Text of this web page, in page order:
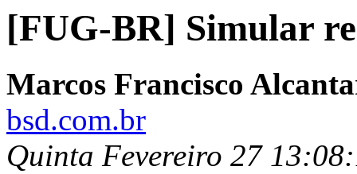
[FUG-BR] Simular
Marcos Francisco
bsd.com.br
Quinta Fevereiro 27